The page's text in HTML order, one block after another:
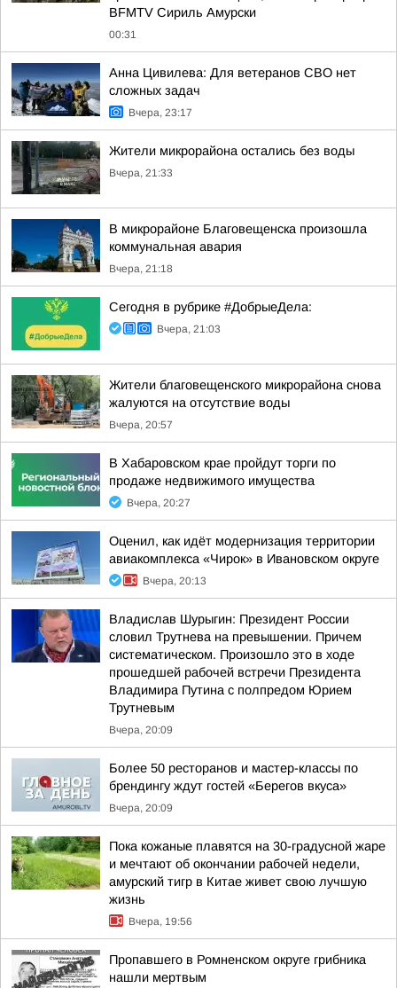
BFMTV Сириль Амурски
00:31
Анна Цивилева: Для ветеранов СВО нет
сложных задач
Вчера, 23:17
Жители микрорайона остались без воды
Вчера, 21:33
В микрорайоне Благовещенска произошла
коммунальная авария
Вчера, 21:18
Сегодня в рубрике #ДобрыеДела:
Вчера, 21:03
Жители благовещенского микрорайона снова
жалуются на отсутствие воды
Вчера, 20:57
В Хабаровском крае пройдут торги по
продаже недвижимого имущества
Вчера, 20:27
Оценил, как идёт модернизация территории
авиакомплекса «Чирок» в Ивановском округе
Вчера, 20:13
Владислав Шурыгин: Президент России
словил Трутнева на превышении. Причем
систематическом. Произошло это в ходе
прошедшей рабочей встречи Президента
Владимира Путина с полпредом Юрием
Трутневым
Вчера, 20:09
Более 50 ресторанов и мастер-классы по
брендингу ждут гостей «Берегов вкуса»
Вчера, 20:09
Пока кожаные плавятся на 30-градусной жаре
и мечтают об окончании рабочей недели,
амурский тигр в Китае живет свою лучшую
жизнь
Вчера, 19:56
Пропавшего в Ромненском округе грибника
нашли мертвым